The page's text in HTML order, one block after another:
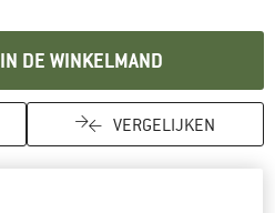
IN DE WINKELMAND
VERGELIJKEN